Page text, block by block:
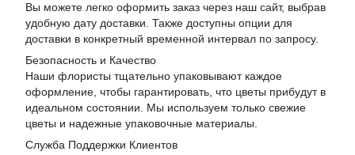
Вы можете легко оформить заказ через наш сайт, выбрав
удобную дату доставки. Также доступны опции для
доставки в конкретный временной интервал по запросу.
Безопасность и Качество
Наши флористы тщательно упаковывают каждое
оформление, чтобы гарантировать, что цветы прибудут в
идеальном состоянии. Мы используем только свежие
цветы и надежные упаковочные материалы.
Служба Поддержки Клиентов